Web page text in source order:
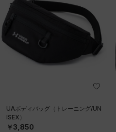
UAボディバッグ（トレーニング/UN
ISEX）
￥3,850